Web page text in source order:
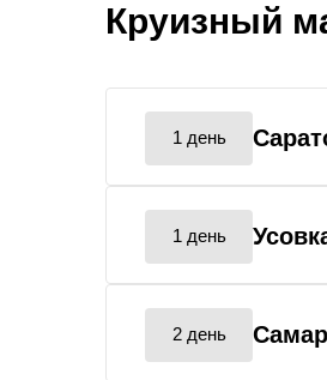
Круизный
1 день
1 день
2 день